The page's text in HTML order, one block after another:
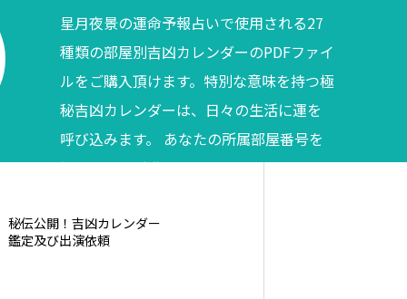
星月夜景の運命予報占いで使用される27
種類の部屋別吉凶カレンダーのPDFファイ
ルをご購入頂けます。特別な意味を持つ極
秘吉凶カレンダーは、日々の生活に運を
呼び込みます。 あなたの所属部屋番号を
調べてからご購入ください。
秘伝公開！吉凶カレンダー
鑑定及び出演依頼